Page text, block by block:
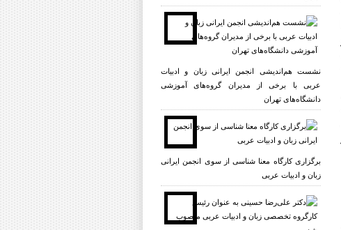
نشست هم‌اندیشی انجمن ایرانی زبان و ادبیات
عربی با برخی از مدیران گروه‌های آموزشی
دانشگاه‌های تهران
برگزاری کارگاه معنا شناسی از سوی انجمن ایرانی
زبان و ادبیات عربی